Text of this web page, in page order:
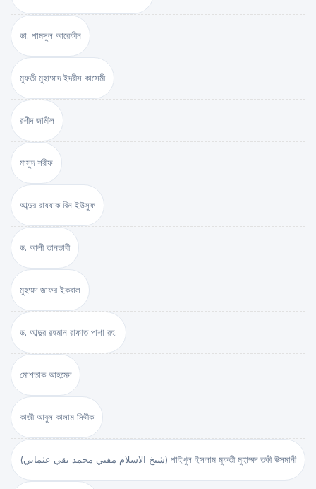
ডা. শামসুল আরেফীন
মুফতী মুহাম্মাদ ইদরীস কাসেমী
রশীদ জামীল
মাসুদ শরীফ
আব্দুর রাযযাক বিন ইউসুফ
ড. আলী তানতাবী
মুহম্মদ জাফর ইকবাল
ড. আব্দুর রহমান রাফাত পাশা রহ.
মোশতাক আহমেদ
কাজী আবুল কালাম সিদ্দীক
(شيخ الاسلام مفتي محمد تقي عثماني) শাইখুল ইসলাম মুফতী মুহাম্মদ তকী উসমানী